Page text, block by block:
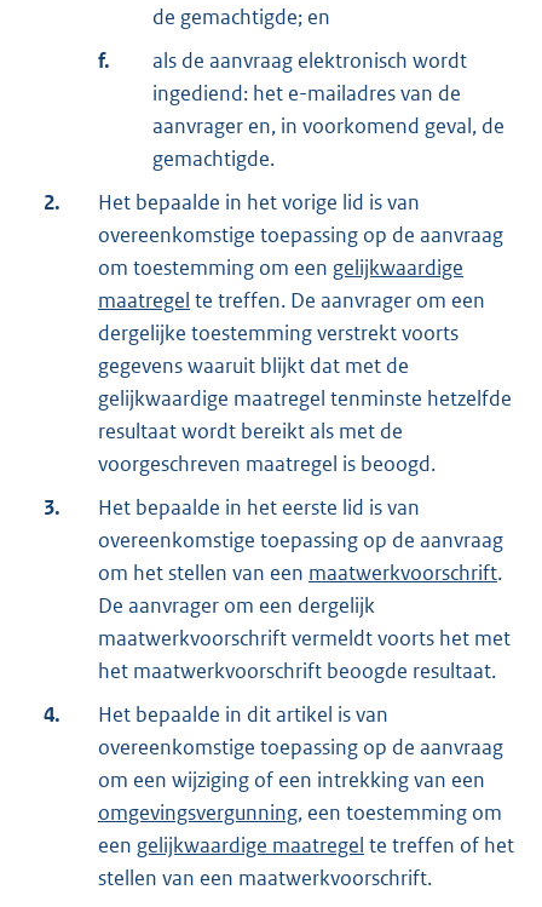
de gemachtigde; en
f.
als de aanvraag elektronisch wordt
ingediend: het e-mailadres van de
aanvrager en, in voorkomend geval, de
gemachtigde.
2.
Het bepaalde in het vorige lid is van
overeenkomstige toepassing op de aanvraag
om toestemming om een gelijkwaardige
maatregel te treffen. De aanvrager om een
dergelijke toestemming verstrekt voorts
gegevens waaruit blijkt dat met de
gelijkwaardige maatregel tenminste hetzelfde
resultaat wordt bereikt als met de
voorgeschreven maatregel is beoogd.
3.
Het bepaalde in het eerste lid is van
overeenkomstige toepassing op de aanvraag
om het stellen van een maatwerkvoorschrift.
De aanvrager om een dergelijk
maatwerkvoorschrift vermeldt voorts het met
het maatwerkvoorschrift beoogde resultaat.
4.
Het bepaalde in dit artikel is van
overeenkomstige toepassing op de aanvraag
om een wijziging of een intrekking van een
omgevingsvergunning, een toestemming om
een gelijkwaardige maatregel te treffen of het
stellen van een maatwerkvoorschrift.